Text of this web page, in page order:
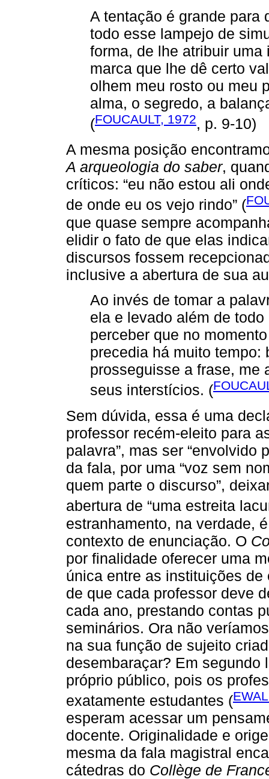
A tentação é grande para
todo esse lampejo de
forma, de lhe atribuir
marca que lhe dê certo
olhem meu rosto ou meu
alma, o segredo, a
(FOUCAULT, 1972, p. 9-10)
A mesma posição
A arqueologia do saber,
críticos: “eu não estou ali
de onde eu os vejo rindo” (
que quase sempre
elidir o fato de que elas
discursos fossem
inclusive a abertura de sua
Ao invés de tomar a
ela e levado além de
perceber que no
precedia há muito tempo:
prosseguisse a frase, me
seus interstícios. (
Sem dúvida, essa é uma
professor recém-eleito para
palavra”, mas ser “envolvido
da fala, por uma “voz sem
quem parte o discurso”,
abertura de “uma estreita
estranhamento, na verdade,
contexto de enunciação. O
por finalidade oferecer uma
única entre as instituições
de que cada professor deve
cada ano, prestando contas
seminários. Ora não
na sua função de sujeito
desembaraçar? Em segundo
próprio público, pois os
exatamente estudantes (
esperam acessar um
docente. Originalidade e
mesma da fala magistral
cátedras do Collège de